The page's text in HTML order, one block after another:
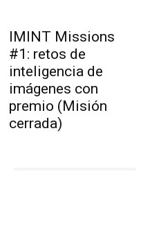
IMINT Missions
#1: retos de
inteligencia de
imágenes con
premio (Misión
cerrada)